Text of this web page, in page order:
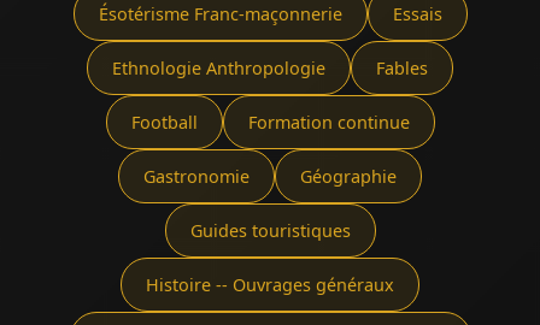
Ésotérisme Franc-maçonnerie Essais
Ethnologie Anthropologie Fables
Football Formation continue
Gastronomie Géographie
Guides touristiques
Histoire -- Ouvrages généraux